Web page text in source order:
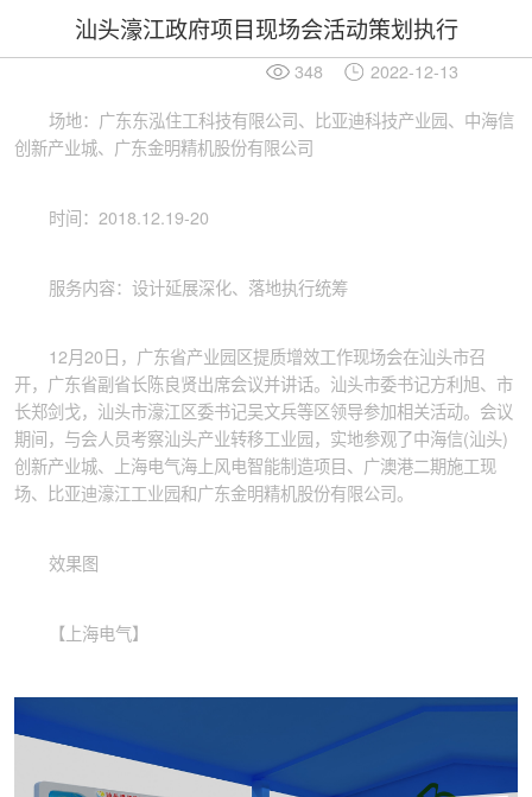
汕头濠江政府项目现场会活动策划执行
348 2022-12-13
场地：广东东泓住工科技有限公司、比亚迪科技产业园、中海信
创新产业城、广东金明精机股份有限公司
时间：2018.12.19-20
服务内容：设计延展深化、落地执行统筹
12月20日，广东省产业园区提质增效工作现场会在汕头市召
开，广东省副省长陈良贤出席会议并讲话。汕头市委书记方利旭、市
长郑剑戈，汕头市濠江区委书记吴文兵等区领导参加相关活动。会议
期间，与会人员考察汕头产业转移工业园，实地参观了中海信(汕头)
创新产业城、上海电气海上风电智能制造项目、广澳港二期施工现
场、比亚迪濠江工业园和广东金明精机股份有限公司。
效果图
【上海电气】